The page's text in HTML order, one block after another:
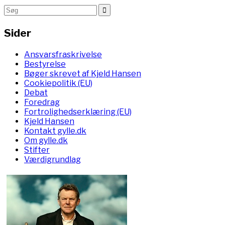
Sider
Ansvarsfraskrivelse
Bestyrelse
Bøger skrevet af Kjeld Hansen
Cookiepolitik (EU)
Debat
Foredrag
Fortrolighedserklæring (EU)
Kjeld Hansen
Kontakt gylle.dk
Om gylle.dk
Stifter
Værdigrundlag